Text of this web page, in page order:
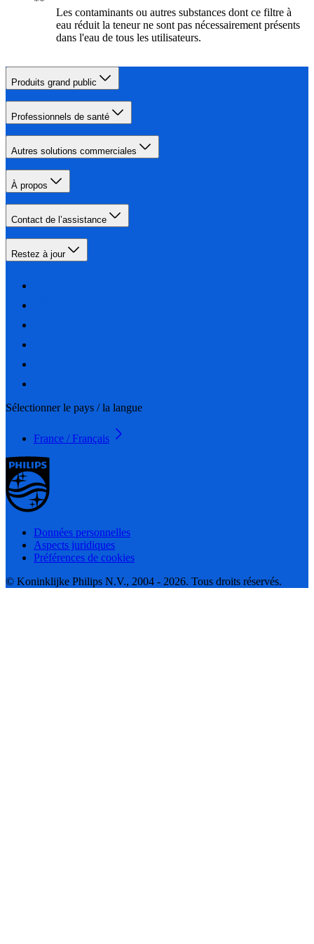
Les contaminants ou autres substances dont ce filtre à
eau réduit la teneur ne sont pas nécessairement présents
dans l'eau de tous les utilisateurs.
Produits grand public
Professionnels de santé
Autres solutions commerciales
À propos
Contact de l’assistance
Restez à jour
Sélectionner le pays / la langue
France / Français
Données personnelles
Aspects juridiques
Préférences de cookies
© Koninklijke Philips N.V., 2004 - 2026. Tous droits réservés.